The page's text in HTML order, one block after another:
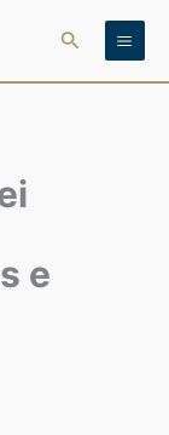
Pesquisar
e